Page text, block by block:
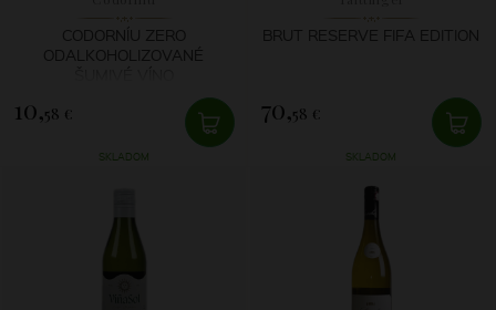
CODORNÍU ZERO
ODALKOHOLIZOVANÉ
10,58 €
SKLADOM
BRUT RESERVE FIFA EDITION
70,58 €
SKLADOM